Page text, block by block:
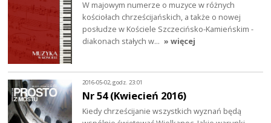
W majowym numerze o muzyce w różnych
kościołach chrześcijańskich, a także o nowej
posłudze w Kościele Szczecińsko-Kamieńskim -
diakonach stałych w… » więcej
2016-05-02, godz. 23:01
Nr 54 (Kwiecień 2016)
Kiedy chrześcijanie wszystkich wyznań będą